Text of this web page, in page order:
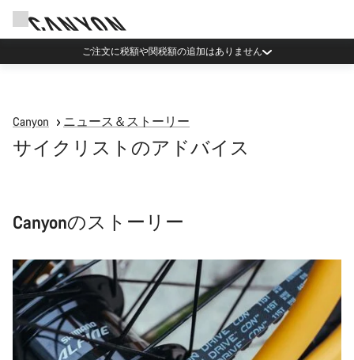
Canyonニュースレターに登録すると割引
Canyon ニュース＆ストーリー
サイクリストのアドバイス
Canyonのストーリー